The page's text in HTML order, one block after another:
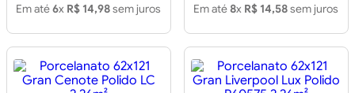
Em até6x R$ 14,98sem juros Em até8x R$ 14,58sem juros